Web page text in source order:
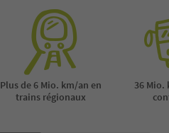
Plus de 6 Mio. km/an en
trains régionaux
36 Mio.